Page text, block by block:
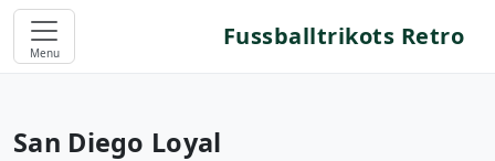
Menu
Fussballtrikots Retro
San Diego Loyal